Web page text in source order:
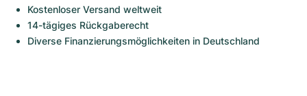
Kostenloser Versand weltweit
14-tägiges Rückgaberecht
Diverse Finanzierungsmöglichkeiten in Deutschland